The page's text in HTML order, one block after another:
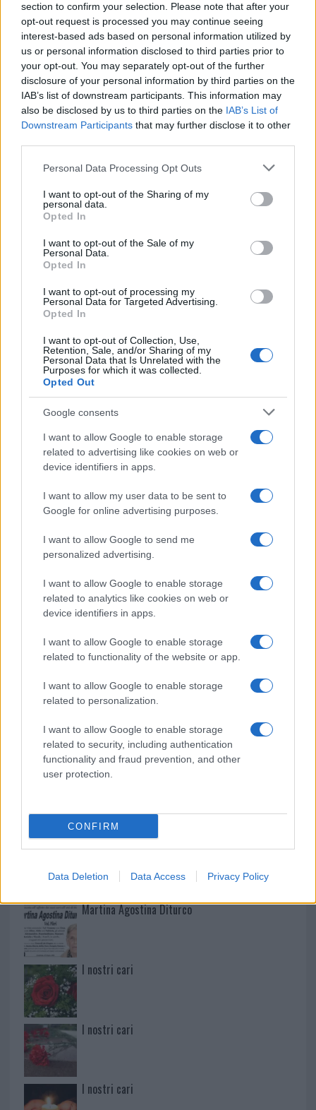
section to confirm your selection. Please note that after your
opt-out request is processed you may continue seeing
interest-based ads based on personal information utilized by
us or personal information disclosed to third parties prior to
your opt-out. You may separately opt-out of the further
disclosure of your personal information by third parties on the
IAB’s list of downstream participants. This information may
also be disclosed by us to third parties on the IAB’s List of
Downstream Participants that may further disclose it to other
Please note that this website/app uses one or more Google
not limited to your visit or usage behaviour. You may click to
grant or deny consent to Google and its third-party tags to
use your data for below specified purposes in below Google
consent section.
Personal Data Processing Opt Outs
I want to opt-out of the Sharing of my
personal data.
Opted In
I want to opt-out of the Sale of my
Personal Data.
Opted In
I want to opt-out of processing my
Personal Data for Targeted Advertising.
Opted In
I want to opt-out of Collection, Use,
Retention, Sale, and/or Sharing of my
Personal Data that Is Unrelated with the
Purposes for which it was collected.
Opted Out
Google consents
I want to allow Google to enable storage
related to advertising like cookies on web or
device identifiers in apps.
I want to allow my user data to be sent to
Google for online advertising purposes.
I want to allow Google to send me
personalized advertising.
I want to allow Google to enable storage
related to analytics like cookies on web or
device identifiers in apps.
I want to allow Google to enable storage
related to functionality of the website or app.
I want to allow Google to enable storage
related to personalization.
I want to allow Google to enable storage
related to security, including authentication
functionality and fraud prevention, and other
user protection.
CONFIRM
Data Deletion Data Access Privacy Policy
F
a
ce
b
o
o
k
T
w
it
te
r
Pi
n
te
re
st
W
h
at
s
A
p
p
S
h
a
re
Articolo precedente
Prossimo articolo
NOTIZIE RECENTI
Monte Pino, la fine di un lungo dolore: storia e
rinascita della strada che segnò la Gallura
Raid nelle campagne di Berchidda, rischio per
la rete elettrica
Monte Pino, via i cancelli del cantiere: la Gallura
Nuovi stalli residenti a Palau, il Comune
completa l’iter
Film internazionale, casting per comparse in
Costa Smeralda
Porto Rotondo ospita la grande sfida della vela
nell’estate 2026
Controlli all’aeroporto di Olbia, sequestrati
NECROLOGIE
Paolo Pinna
Martina Agostina Diturco
I nostri cari
I nostri cari
I nostri cari